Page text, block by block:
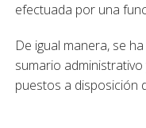
efectuada por una
De igual manera, se
sumario
puestos a disposición